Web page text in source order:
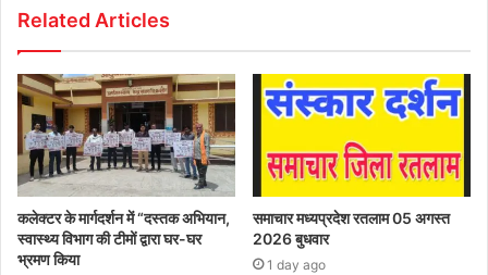
Related Articles
कलेक्टर के मार्गदर्शन में “दस्तक अभियान,‌
स्वास्थ्य विभाग की टीमों द्वारा घर-घर
भ्रमण किया
समाचार मध्यप्रदेश रतलाम 05 अगस्त
2026 बुधवार
1 day ago